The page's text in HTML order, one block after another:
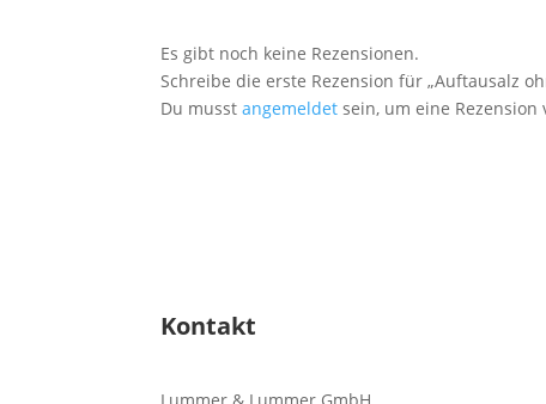
Es gibt noch keine Rezensionen.
Schreibe die erste Rezension für „Auftausalz
Du musstangemeldet sein, um eine
Kontakt